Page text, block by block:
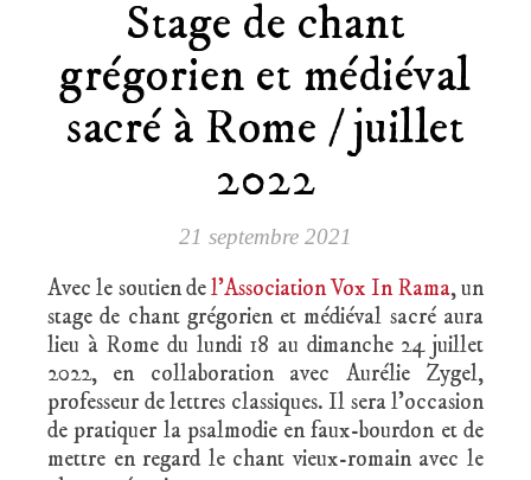
Stage de chant
grégorien et médiéval
sacré à Rome / juillet
2022
21 septembre 2021
Avec le soutien del’Association Vox In Rama, un
stage de chant grégorien et médiéval sacré aura
lieu à Rome du lundi 18 au dimanche 24 juillet
2022, en collaboration avec Aurélie Zygel,
professeur de lettres classiques. Il sera l’occasion
de pratiquer la psalmodie en faux-bourdon et de
mettre en regard le chant vieux-romain avec le